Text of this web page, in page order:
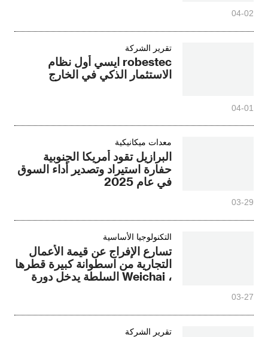
04-02
تقرير الشركة
robestec ايسي أول نظام
الاستثمار الذكي في الخارج
04-01
معدات ميكانيكية
البرازيل تقود أمريكا الجنوبية
حفارة استيراد وتصدير أداء السوق
في عام 2025
03-29
التكنولوجيا الأساسية
تسارع الإفراج عن قيمة الأعمال
التجارية من اسطوانة كبيرة قطرها
، Weichai السلطة يدخل دورة
03-27
تقرير الشركة